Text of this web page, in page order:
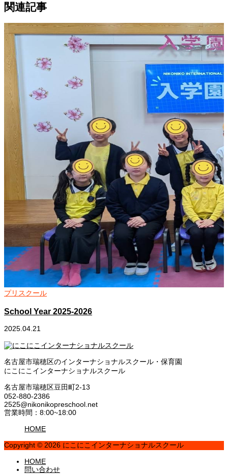
関連記事
プリスクール
School Year 2025-2026
2025.04.21
名古屋市瑞穂区のインターナショナルスクール・保育園
にこにこインターナショナルスクール
名古屋市瑞穂区豆田町2-13
052-880-2386
2525@nikonikopreschool.net
営業時間：8:00~18:00
HOME
Copyright © 2026 にこにこインターナショナルスクール
HOME
問い合わせ